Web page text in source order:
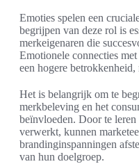
Emoties spelen een
begrijpen van deze rol is
merkeigenaren die
Emotionele connecties
een hogere
Het is belangrijk om te
merkbeleving en het
beïnvloeden. Door te
verwerkt, kunnen
brandinginspanningen
van hun doelgroep.